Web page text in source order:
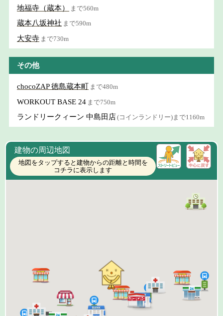
地福寺（蔵本） まで560m
蔵本八坂神社 まで590m
大安寺 まで730m
その他
chocoZAP 徳島蔵本町 まで480m
WORKOUT BASE 24 まで750m
ランドリークィーン 中島田店(コインランドリー)まで1160m
建物の周辺地図
地図をタップすると建物からの距離と時間を
コチラに表示します